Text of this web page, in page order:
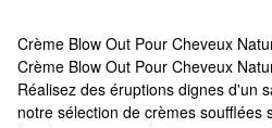
Crème Blow Out Pour Cheveux
Crème Blow Out Pour Cheveux
Crème Blow Out Pour Cheveux
Réalisez des éruptions dignes d'un
notre sélection de crèmes soufflées